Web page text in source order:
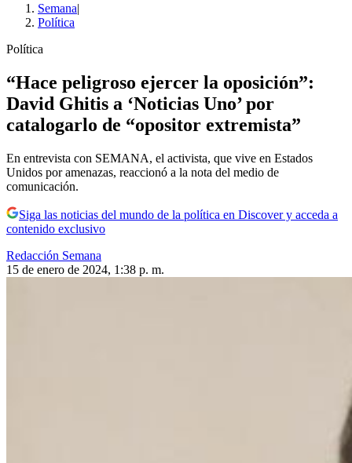
Semana|
Política
Política
“Hace peligroso ejercer la oposición”:
David Ghitis a ‘Noticias Uno’ por
catalogarlo de “opositor extremista”
En entrevista con SEMANA, el activista, que vive en Estados
Unidos por amenazas, reaccionó a la nota del medio de
comunicación.
Siga las noticias del mundo de la política en Discover y acceda a
contenido exclusivo
Redacción Semana
15 de enero de 2024, 1:38 p. m.